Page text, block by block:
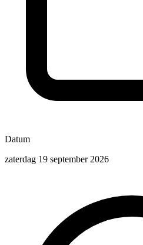
Datum
zaterdag 19 september 2026